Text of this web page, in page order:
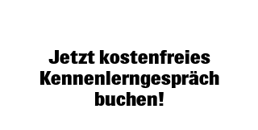
Jetzt kostenfreies
Kennenlerngespräch
buchen!